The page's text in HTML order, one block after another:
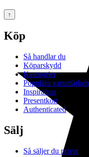
↑
Köp
Så handlar du
Köparskydd
Kategorier
Populära varumärken
Inspiration
Presentkort
Authenticated
Sälj
Så säljer du privat